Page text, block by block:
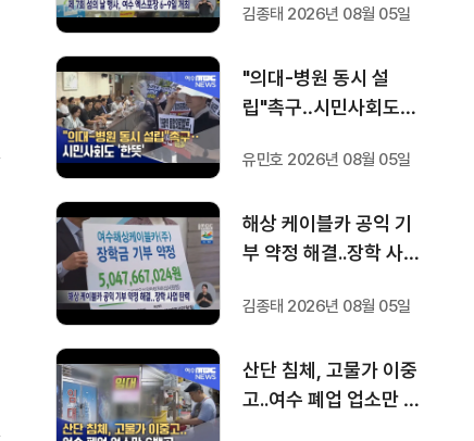
김종태 2026년 08월 05일
"의대-병원 동시 설
립"촉구‥시민사회도
유민호 2026년 08월 05일
해상 케이블카 공익 기
부 약정 해결..장학 사업
김종태 2026년 08월 05일
산단 침체, 고물가 이중
고..여수 폐업 업소만 6